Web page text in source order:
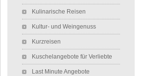
Kulinarische Reisen
Kultur- und Weingenuss
Kurzreisen
Kuschelangebote für Verliebte
Last Minute Angebote